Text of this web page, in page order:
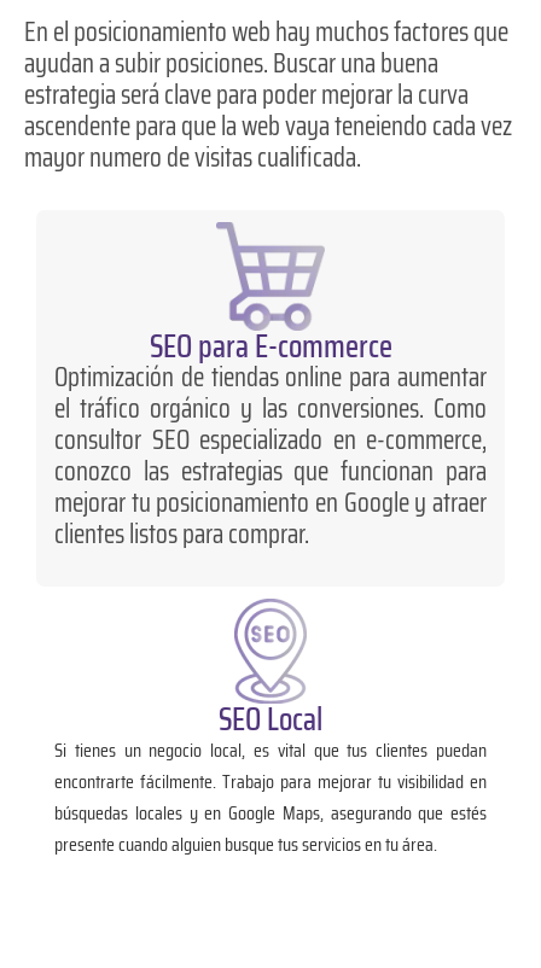
En el posicionamiento web hay muchos factores que
ayudan a subir posiciones. Buscar una buena
estrategia será clave para poder mejorar la curva
ascendente para que la web vaya teneiendo cada vez
mayor numero de visitas cualificada.
SEO para E-commerce
Optimización de tiendas online para aumentar
el tráfico orgánico y las conversiones. Como
consultor SEO especializado en e-commerce,
conozco las estrategias que funcionan para
mejorar tu posicionamiento en Google y atraer
clientes listos para comprar.
SEO Local
Si tienes un negocio local, es vital que tus clientes puedan
encontrarte fácilmente. Trabajo para mejorar tu visibilidad en
búsquedas locales y en Google Maps, asegurando que estés
presente cuando alguien busque tus servicios en tu área.